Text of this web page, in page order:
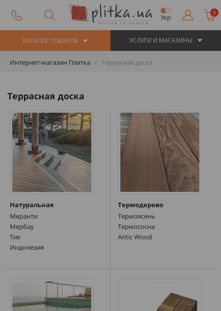
Укр
0
КАТАЛОГ ТОВАРОВ УСЛУГИ И МАГАЗИНЫ
Интернет-магазин Плитка Террасная доска
Террасная доска
Натуральная
Меранти
Мербау
Тик
Индонезия
Термодерево
Термоясень
Термососна
Antic Wood